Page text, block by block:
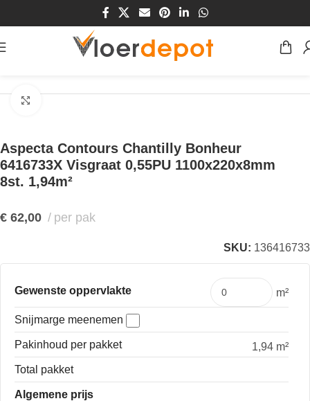
Aspecta Contours Chantilly Bonheur
6416733X Visgraat 0,55PU 1100x220x8mm
8st. 1,94m²
€ 62,00 per pak
SKU: 136416733
Gewenste oppervlakte m²
Snijmarge meenemen
Pakinhoud per pakket
1,94 m²
Total pakket
Algemene prijs